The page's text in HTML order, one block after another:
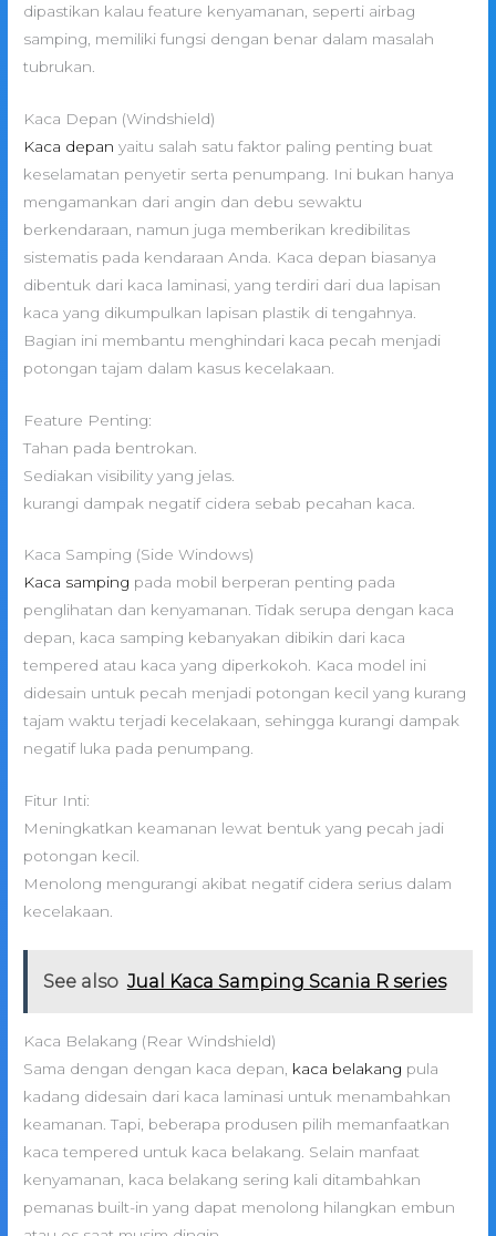
dipastikan kalau feature kenyamanan, seperti airbag
samping, memiliki fungsi dengan benar dalam masalah
tubrukan.
Kaca Depan (Windshield)
Kaca depan yaitu salah satu faktor paling penting buat
keselamatan penyetir serta penumpang. Ini bukan hanya
mengamankan dari angin dan debu sewaktu
berkendaraan, namun juga memberikan kredibilitas
sistematis pada kendaraan Anda. Kaca depan biasanya
dibentuk dari kaca laminasi, yang terdiri dari dua lapisan
kaca yang dikumpulkan lapisan plastik di tengahnya.
Bagian ini membantu menghindari kaca pecah menjadi
potongan tajam dalam kasus kecelakaan.
Feature Penting:
Tahan pada bentrokan.
Sediakan visibility yang jelas.
kurangi dampak negatif cidera sebab pecahan kaca.
Kaca Samping (Side Windows)
Kaca samping pada mobil berperan penting pada
penglihatan dan kenyamanan. Tidak serupa dengan kaca
depan, kaca samping kebanyakan dibikin dari kaca
tempered atau kaca yang diperkokoh. Kaca model ini
didesain untuk pecah menjadi potongan kecil yang kurang
tajam waktu terjadi kecelakaan, sehingga kurangi dampak
negatif luka pada penumpang.
Fitur Inti:
Meningkatkan keamanan lewat bentuk yang pecah jadi
potongan kecil.
Menolong mengurangi akibat negatif cidera serius dalam
kecelakaan.
See also Jual Kaca Samping Scania R series
Kaca Belakang (Rear Windshield)
Sama dengan dengan kaca depan, kaca belakang pula
kadang didesain dari kaca laminasi untuk menambahkan
keamanan. Tapi, beberapa produsen pilih memanfaatkan
kaca tempered untuk kaca belakang. Selain manfaat
kenyamanan, kaca belakang sering kali ditambahkan
pemanas built-in yang dapat menolong hilangkan embun